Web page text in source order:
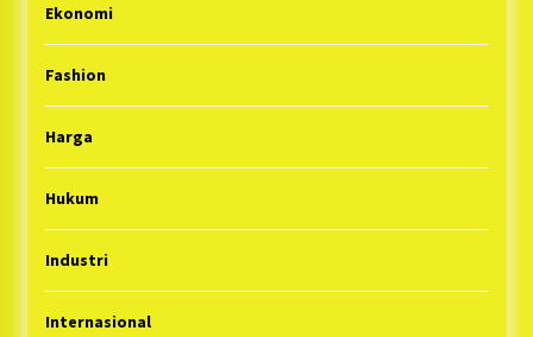
Ekonomi
Fashion
Harga
Hukum
Industri
Internasional